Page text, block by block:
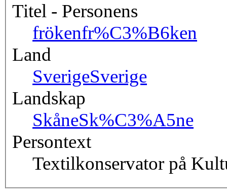
Titel - Personens
frökenfr%C3%B6ken
Land
SverigeSverige
Landskap
SkåneSk%C3%A5ne
Persontext
Textilkonservator på